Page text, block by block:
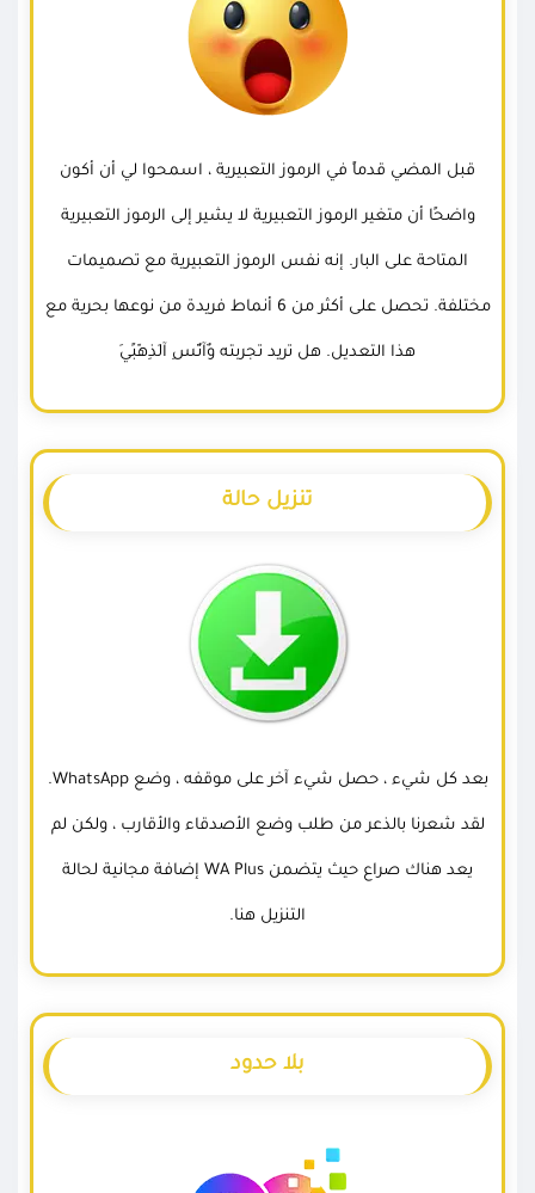
قبل المضي قدماً في الرموز التعبيرية ، اسمحوا لي أن أكون
واضحًا أن متغير الرموز التعبيرية لا يشير إلى الرموز التعبيرية
المتاحة على البار. إنه نفس الرموز التعبيرية مع تصميمات
مختلفة. تحصل على أكثر من 6 أنماط فريدة من نوعها بحرية مع
هذا التعديل. هل تريد تجربته وٌآتٌسِ آلَذِهّبًيَ
تنزيل حالة
بعد كل شيء ، حصل شيء آخر على موقفه ، وضع WhatsApp.
لقد شعرنا بالذعر من طلب وضع الأصدقاء والأقارب ، ولكن لم
يعد هناك صراع حيث يتضمن WA Plus إضافة مجانية لحالة
التنزيل هنا.
بلا حدود